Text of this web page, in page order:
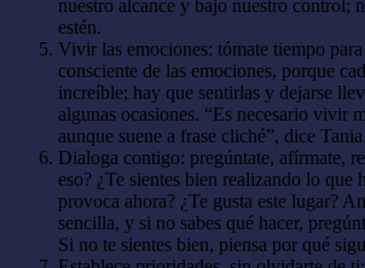
nuestro alcance y bajo nuestro control;
estén.
Vivir las emociones: tómate tiempo
consciente de las emociones, porque
increíble; hay que sentirlas y dejarse
algunas ocasiones. “Es necesario vivir
aunque suene a frase cliché”, dice
Dialoga contigo: pregúntate, afírmate,
eso? ¿Te sientes bien realizando lo que
provoca ahora? ¿Te gusta este lugar?
sencilla, y si no sabes qué hacer,
Si no te sientes bien, piensa por qué